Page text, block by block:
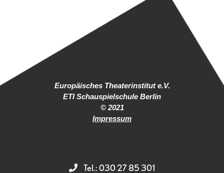
Europäisches Theaterinstitut e.V.
ETI Schauspielschule Berlin
© 2021
Impressum
Tel.: 030 27 85 301